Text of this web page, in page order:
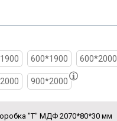
600*1900 600*2000
900*2000
"Т" МДФ 2070*80*30 мм